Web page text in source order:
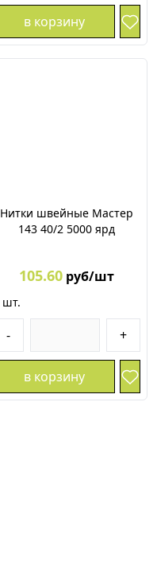
в корзину
Нитки швейные Мастер
143 40/2 5000 ярд
105.60 руб/шт
шт.
- +
в корзину